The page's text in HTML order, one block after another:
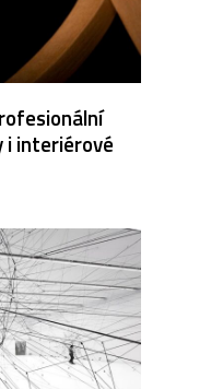
i interiérové